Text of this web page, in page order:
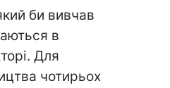
би вивчав
в
Для
чотирьох